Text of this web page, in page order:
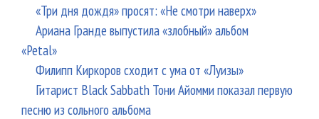
«Три дня дождя» просят: «Не смотри наверх»
Ариана Гранде выпустила «злобный» альбом
«Petal»
Филипп Киркоров сходит с ума от «Луизы»
Гитарист Black Sabbath Тони Айомми показал первую
песню из сольного альбома